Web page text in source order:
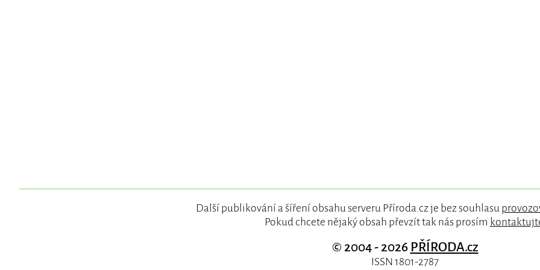
Další publikování a šíření obsahu serveru Příroda.cz je bez souhlasu
Pokud chcete nějaký obsah převzít tak nás prosím
© 2004 - 2026 PŘÍRODA.cz
ISSN 1801-2787